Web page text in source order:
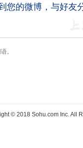
。
© 2018 Sohu.com Inc. All